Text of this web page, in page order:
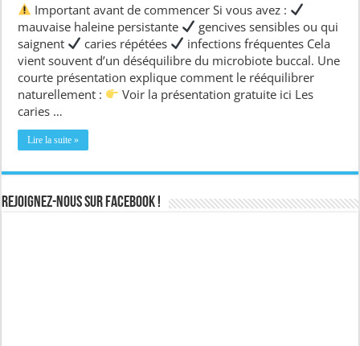
Important avant de commencer Si vous avez :
mauvaise haleine persistante
gencives sensibles ou qui
saignent
caries répétées
infections fréquentes Cela
vient souvent d’un déséquilibre du microbiote buccal. Une
courte présentation explique comment le rééquilibrer
naturellement :
Voir la présentation gratuite ici Les
caries …
Lire la suite »
Rejoignez-nous sur Facebook !